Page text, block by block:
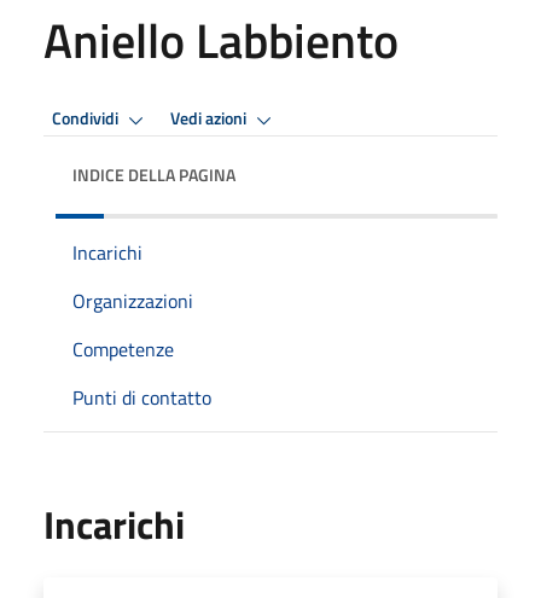
Aniello Labbiento
Condividi Vedi azioni
INDICE DELLA PAGINA
Incarichi
Organizzazioni
Competenze
Punti di contatto
Incarichi